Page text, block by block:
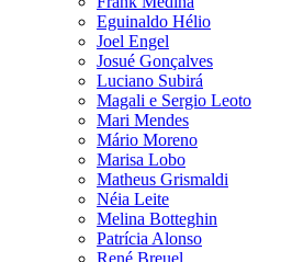
Eguinaldo Hélio
Joel Engel
Josué Gonçalves
Luciano Subirá
Magali e Sergio Leoto
Mari Mendes
Mário Moreno
Marisa Lobo
Matheus Grismaldi
Néia Leite
Melina Botteghin
Patrícia Alonso
René Breuel